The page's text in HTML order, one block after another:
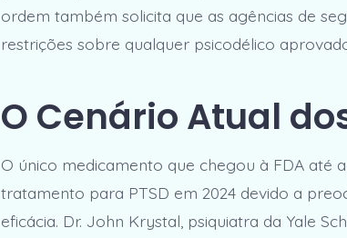
ordem também solicita que as agências de
restrições sobre qualquer psicodélico
O Cenário Atual
O único medicamento que chegou à FDA até
tratamento para PTSD em 2024 devido a
eficácia. Dr. John Krystal, psiquiatra da Yale